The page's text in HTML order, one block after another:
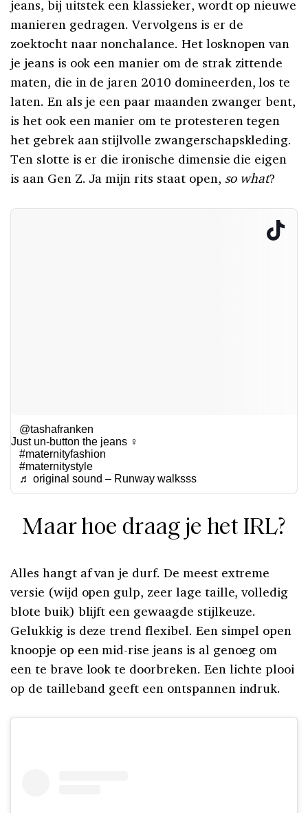
jeans, bij uitstek een klassieker, wordt op nieuwe
manieren gedragen. Vervolgens is er de
zoektocht naar nonchalance. Het losknopen van
je jeans is ook een manier om de strak zittende
maten, die in de jaren 2010 domineerden, los te
laten. En als je een paar maanden zwanger bent,
is het ook een manier om te protesteren tegen
het gebrek aan stijlvolle zwangerschapskleding.
Ten slotte is er die ironische dimensie die eigen
is aan Gen Z. Ja mijn rits staat open, so what?
@tashafranken
Just un-button the jeans ‍♀️
#maternityfashion
#maternitystyle
♬ original sound – Runway walksss
Maar hoe draag je het IRL?
Alles hangt af van je durf. De meest extreme
versie (wijd open gulp, zeer lage taille, volledig
blote buik) blijft een gewaagde stijlkeuze.
Gelukkig is deze trend flexibel. Een simpel open
knoopje op een mid-rise jeans is al genoeg om
een te brave look te doorbreken. Een lichte plooi
op de tailleband geeft een ontspannen indruk.